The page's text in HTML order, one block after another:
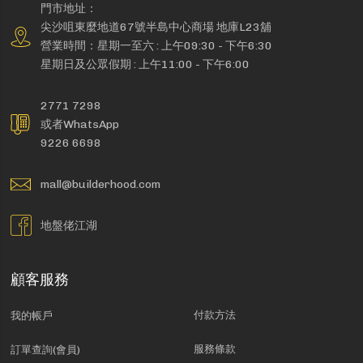
門市地址：
尖沙咀東麼地道67號半島中心商場 地庫L23舖
營業時間：星期一至六 : 上午09:30 - 下午6:30
星期日及公眾假期 : 上午11:00 - 下午6:00
2771 7298
或者WhatsApp
9226 6698
mall@builderhood.com
地盤佬江湖
顧客服務
我的帳戶
訂單查詢(會員)
付款方法
服務條款